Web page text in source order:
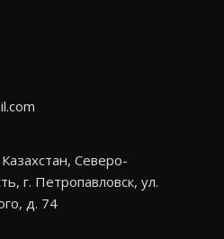
Северо-
г. Петропавловск, ул.
д. 74